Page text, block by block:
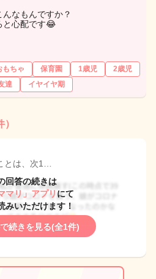
なもんですか？
と心配です😂
もちゃ 保育園 1歳児
2歳児
達 イヤイヤ期
）
とは、次1…
回答の続きは
マリ」アプリ にて
みいただけます！
続きを見る(全1件)